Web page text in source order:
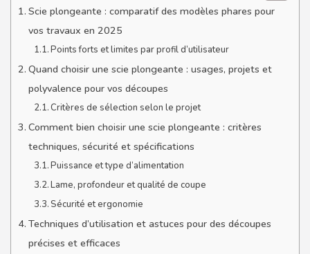
Scie plongeante : comparatif des modèles phares pour
vos travaux en 2025
Points forts et limites par profil d’utilisateur
Quand choisir une scie plongeante : usages, projets et
polyvalence pour vos découpes
Critères de sélection selon le projet
Comment bien choisir une scie plongeante : critères
techniques, sécurité et spécifications
Puissance et type d’alimentation
Lame, profondeur et qualité de coupe
Sécurité et ergonomie
Techniques d’utilisation et astuces pour des découpes
précises et efficaces